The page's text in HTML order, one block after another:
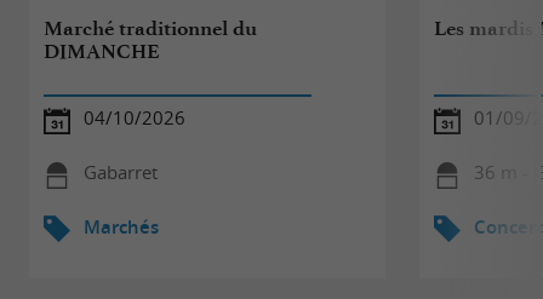
Marché traditionnel du
DIMANCHE
04/10/2026
Gabarret
Marchés
Les mardis
01/09/
36 m -